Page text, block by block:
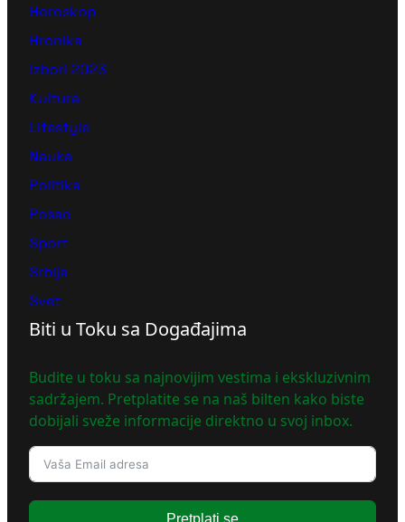
Horoskop
Hronika
Izbori 2023
Kultura
Lifestyle
Nauka
Politika
Posao
Sport
Srbija
Svet
Biti u Toku sa Događajima
Budite u toku sa najnovijim vestima i ekskluzivnim
sadržajem. Pretplatite se na naš bilten kako biste
dobijali sveže informacije direktno u svoj inbox.